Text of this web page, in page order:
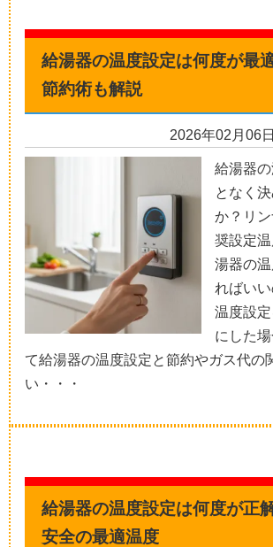
給湯器の温度設定は何度が最
節約術も解説
2026年02月06日
給湯器
となく
か？リ
奨設定
湯器の
ればい
温度設
にした
て給湯器の温度設定と節約やガス代の
い・・・
給湯器の温度設定は何度が正
安全の最適温度